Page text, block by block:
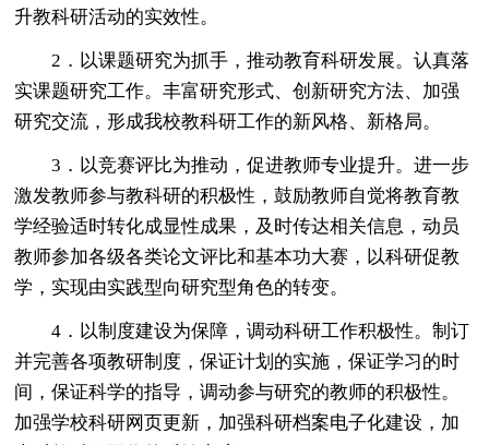
升教科研活动的实效性。
2．以课题研究为抓手，推动教育科研发展。认真落
实课题研究工作。丰富研究形式、创新研究方法、加强
研究交流，形成我校教科研工作的新风格、新格局。
3．以竞赛评比为推动，促进教师专业提升。进一步
激发教师参与教科研的积极性，鼓励教师自觉将教育教
学经验适时转化成显性成果，及时传达相关信息，动员
教师参加各级各类论文评比和基本功大赛，以科研促教
学，实现由实践型向研究型角色的转变。
4．以制度建设为保障，调动科研工作积极性。制订
并完善各项教研制度，保证计划的实施，保证学习的时
间，保证科学的指导，调动参与研究的教师的积极性。
加强学校科研网页更新，加强科研档案电子化建设，加